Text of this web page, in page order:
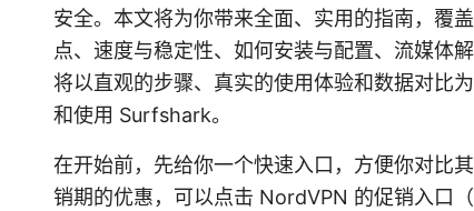
安全。本文将为你带来全面、实用的指南，覆
点、速度与稳定性、如何安装与配置、流媒体
将以直观的步骤、真实的使用体验和数据对比
和使用 Surfshark。
在开始前，先给你一个快速入口，方便你对比
销期的优惠，可以点击 NordVPN 的促销入口